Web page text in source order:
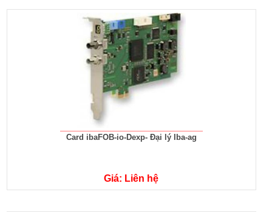
Card ibaFOB-io-Dexp- Đại lý Iba-ag
Giá: Liên hệ